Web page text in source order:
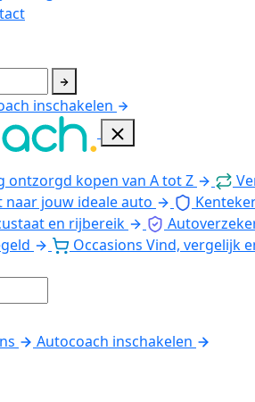
inschakelen
ontzorgd kopen van A tot Z
naar jouw ideale auto
en rijbereik
Occasions Vind, vergelijk
Autocoach inschakelen